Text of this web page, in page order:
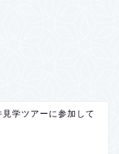
学ツアーに参加して